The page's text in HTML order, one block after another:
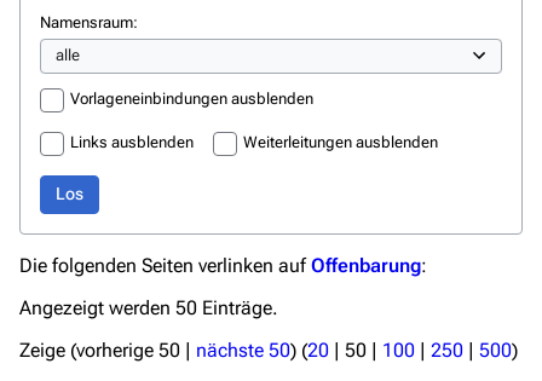
Navigation
Hauptseite
Namensraum:
Vorlageneinbindungen ausblenden
Links ausblenden Weiterleitungen ausblenden
Los
Die folgenden Seiten verlinken aufOffenbarung:
Angezeigt werden 50 Einträge.
Zeige (vorherige 50 nächste 50) (20 50 100 250 500)